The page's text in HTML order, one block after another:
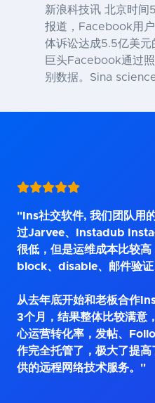
新浪科技讯 北京时间
报道，Facebook用
体诉讼达成5.5亿美元
巨头Facebook通过
别数据。Sina
"Ins社交软件, 我们团队用
过Jarvee、Instadub
很低，但是运维成本比较
block、disable、邮件验证
从去年底开始和老板合作
3个月，结果整体比较满意
心运营转化率，发帖、
作完全托管了，极大了提
供的远程网络技术服务。"